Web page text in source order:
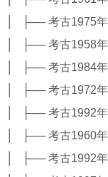
│ ├── 考古1975
│ ├── 考古1958
│ ├── 考古1984
│ ├── 考古1972
│ ├── 考古1992
│ ├── 考古1960
│ ├── 考古1992